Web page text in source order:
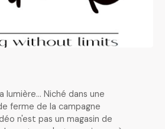
lumière… Niché dans une
ferme de la campagne
n'est pas un magasin de